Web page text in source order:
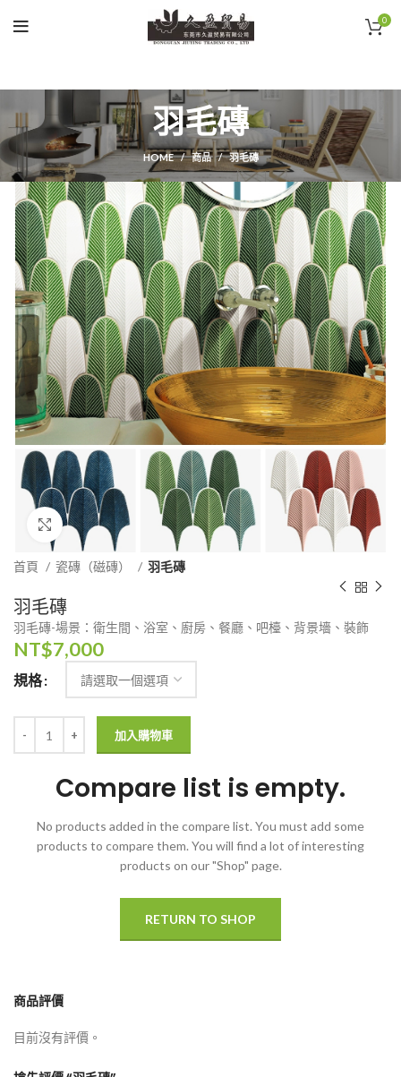
0
羽毛磚
HOME 商品 羽毛磚
Click to enlarge
首頁 瓷磚（磁磚） 羽毛磚
羽毛磚
羽毛磚-場景：衛生間、浴室、廚房、餐廳、吧檯、背景墻、裝飾
NT$7,000
規格
加入購物車
Compare list is empty.
No products added in the compare list. You must add some
products to compare them. You will find a lot of interesting
products on our "Shop" page.
RETURN TO SHOP
商品評價
目前沒有評價。